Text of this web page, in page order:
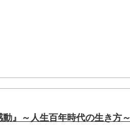
』～人生百年時代の生き方～